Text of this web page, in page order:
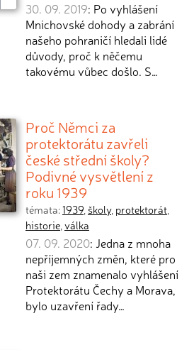
30. 09. 2019: Po vyhlášení
Mnichovské dohody a zabrání
našeho pohraničí hledali lidé
důvody, proč k něčemu
takovému vůbec došlo. S…
Proč Němci za
protektorátu zavřeli
české střední školy?
Podivné vysvětlení z
roku 1939
témata:1939, školy, protektorát,
historie,válka
07. 09. 2020: Jedna z mnoha
nepříjemných změn, které pro
naši zem znamenalo vyhlášení
Protektorátu Čechy a Morava,
bylo uzavření řady…